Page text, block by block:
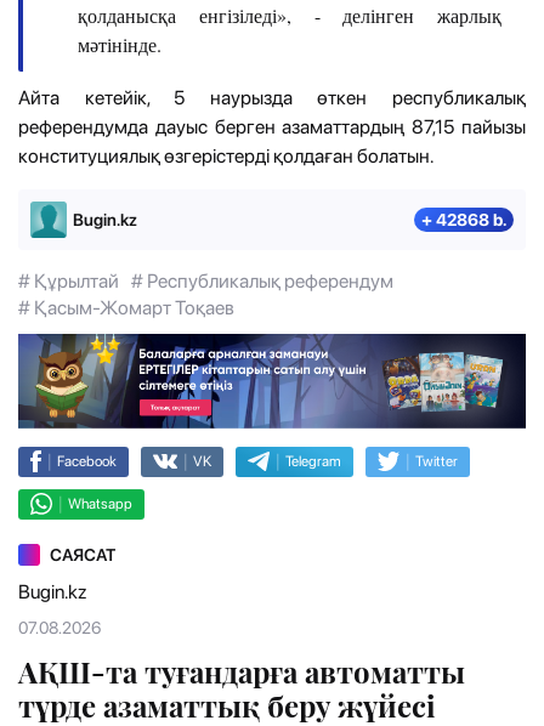
қолданысқа енгізіледі», - делінген жарлық
мәтінінде.
Айта кетейік, 5 наурызда өткен республикалық
референдумда дауыс берген азаматтардың 87,15 пайызы
конституциялық өзгерістерді қолдаған болатын.
Bugin.kz + 42868 b.
# Құрылтай # Республикалық референдум
# Қасым-Жомарт Тоқаев
| Facebook | VK | Telegram | Twitter
| Whatsapp
САЯСАТ
Bugin.kz
07.08.2026
АҚШ-та туғандарға автоматты
түрде азаматтық беру жүйесі